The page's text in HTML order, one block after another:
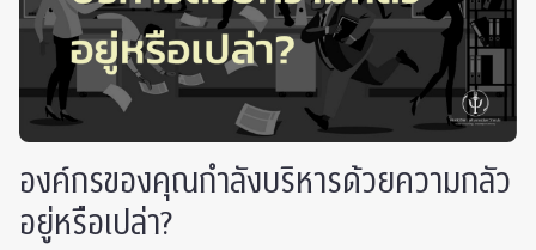
องค์กรของคุณกำลังบริหารด้วยความกลัว
อยู่หรือเปล่า?